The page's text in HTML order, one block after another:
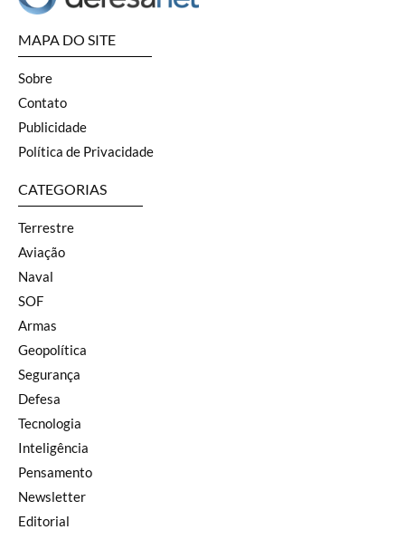
MAPA DO SITE
Sobre
Contato
Publicidade
Política de Privacidade
CATEGORIAS
Terrestre
Aviação
Naval
SOF
Armas
Geopolítica
Segurança
Defesa
Tecnologia
Inteligência
Pensamento
Newsletter
Editorial